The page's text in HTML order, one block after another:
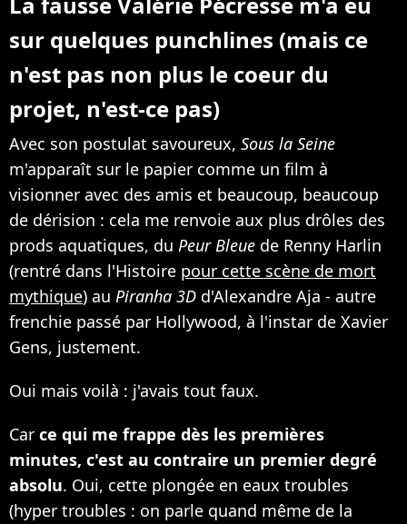
sur quelques punchlines (mais ce
n'est pas non plus le coeur du
projet, n'est-ce pas)
Avec son postulat savoureux, Sous la Seine
m'apparaît sur le papier comme un film à
visionner avec des amis et beaucoup, beaucoup
de dérision : cela me renvoie aux plus drôles des
prods aquatiques, du Peur Bleue de Renny Harlin
(rentré dans l'Histoire pour cette scène de mort
mythique) au Piranha 3D d'Alexandre Aja - autre
frenchie passé par Hollywood, à l'instar de Xavier
Gens, justement.
Oui mais voilà : j'avais tout faux.
Car ce qui me frappe dès les premières
minutes, c'est au contraire un premier degré
absolu. Oui, cette plongée en eaux troubles
(hyper troubles : on parle quand même de la